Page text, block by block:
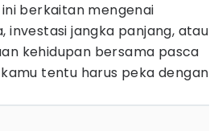
ini berkaitan mengenai
investasi jangka panjang, atau
kehidupan bersama pasca
tentu harus peka dengan